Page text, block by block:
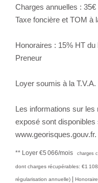
Charges annuelles : 35€
Taxe foncière et TOM à
Honoraires : 15% HT
Preneur
Loyer soumis à la T.V.A.
Les informations sur
exposé sont
www.georisques.gouv.fr.
** Loyer €5 066/mois charges
dont charges récupérables: €1
régularisation annuelle) |